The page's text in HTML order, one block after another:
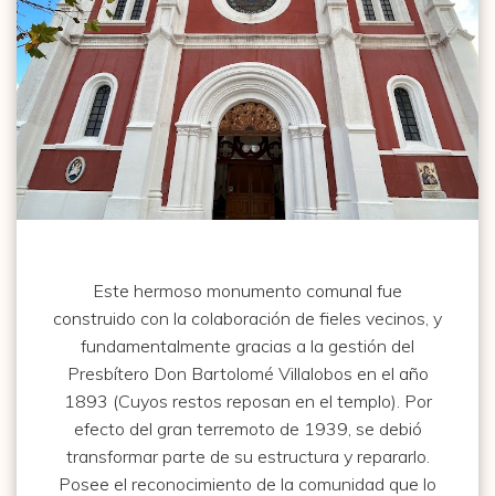
Este hermoso monumento comunal fue
construido con la colaboración de fieles vecinos, y
fundamentalmente gracias a la gestión del
Presbítero Don Bartolomé Villalobos en el año
1893 (Cuyos restos reposan en el templo). Por
efecto del gran terremoto de 1939, se debió
transformar parte de su estructura y repararlo.
Posee el reconocimiento de la comunidad que lo